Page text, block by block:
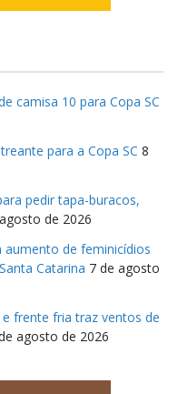
camisa 10 para Copa SC
para a Copa SC 8
pedir tapa-buracos,
de 2026
aumento de feminicídios
Catarina 7 de agosto
frente fria traz ventos de
agosto de 2026